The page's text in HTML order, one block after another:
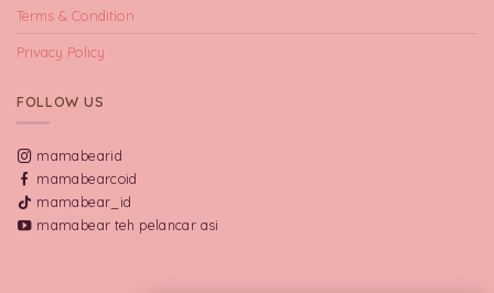
Terms & Condition
Privacy Policy
FOLLOW US
mamabearid
mamabearcoid
mamabear_id
mamabear teh pelancar asi